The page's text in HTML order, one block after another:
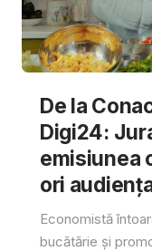
De la
Digi24:
emisiunea
ori
Economistă
bucătărie și